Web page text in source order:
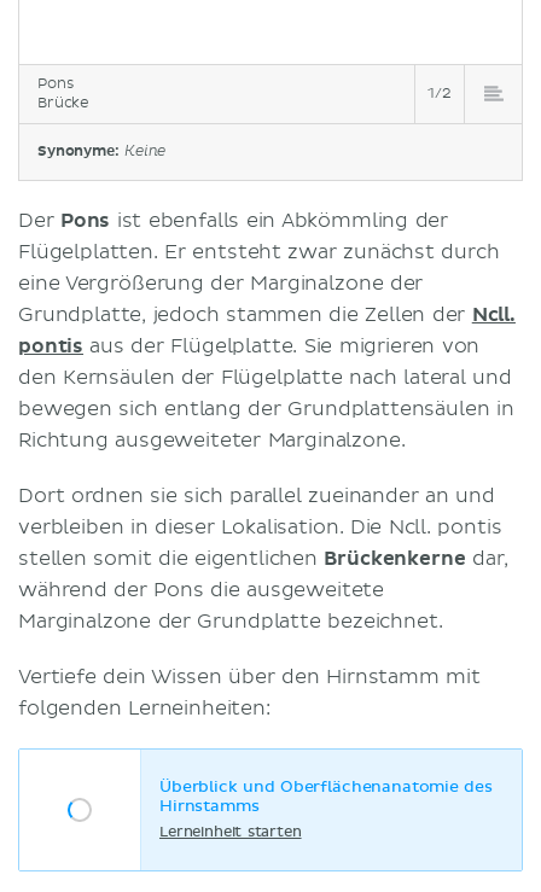
Pons
Brücke
1/2
Synonyme: Keine
Der Pons ist ebenfalls ein Abkömmling der
Flügelplatten. Er entsteht zwar zunächst durch
eine Vergrößerung der Marginalzone der
Grundplatte, jedoch stammen die Zellen der Ncll.
pontis aus der Flügelplatte. Sie migrieren von
den Kernsäulen der Flügelplatte nach lateral und
bewegen sich entlang der Grundplattensäulen in
Richtung ausgeweiteter Marginalzone.
Dort ordnen sie sich parallel zueinander an und
verbleiben in dieser Lokalisation. Die Ncll. pontis
stellen somit die eigentlichen Brückenkerne dar,
während der Pons die ausgeweitete
Marginalzone der Grundplatte bezeichnet.
Vertiefe dein Wissen über den Hirnstamm mit
folgenden Lerneinheiten:
Überblick und Oberflächenanatomie des
Hirnstamms
Lerneinheit starten